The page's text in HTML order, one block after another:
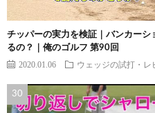
チッパーの実力を検証｜バンカー
るの？｜俺のゴルフ 第90回
2020.01.06 ウェッジの試打・レ